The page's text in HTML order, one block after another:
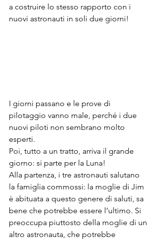
a costruire lo stesso rapporto con i
nuovi astronauti in soli due giorni!
I giorni passano e le prove di
pilotaggio vanno male, perché i due
nuovi piloti non sembrano molto
esperti.
Poi, tutto a un tratto, arriva il grande
giorno: si parte per la Luna!
Alla partenza, i tre astronauti salutano
la famiglia commossi: la moglie di Jim
è abituata a questo genere di saluti, sa
bene che potrebbe essere l’ultimo. Si
preoccupa piuttosto della moglie di un
altro astronauta, che potrebbe